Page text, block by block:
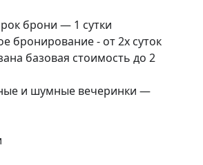
брони — 1 сутки
бронирование - от 2х суток
базовая стоимость до 2
и шумные вечеринки —